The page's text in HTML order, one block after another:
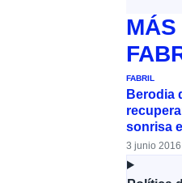
MÁS
FABRIL
Berodia
sonrisa
3 junio 2016